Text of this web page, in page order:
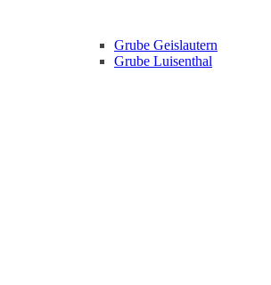
Grube Geislautern
Grube Luisenthal